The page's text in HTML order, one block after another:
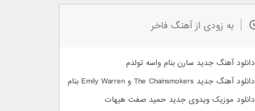
به زودی از آهنگ فاخر
دانلود آهنگ جدید سارن بنام واسه تولدم
دانلود آهنگ جدید The Chainsmokers و Emily Warren بنام Side Effects
دانلود موزیک ویدوی جدید حمید صفت هیهات